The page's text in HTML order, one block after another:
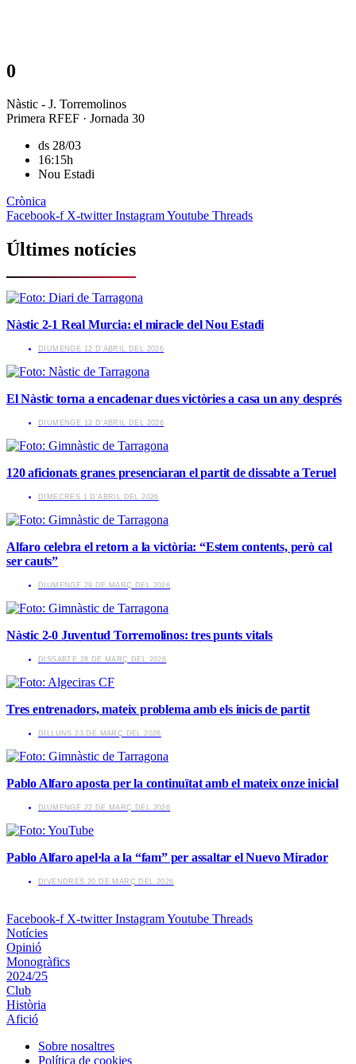
0
Nàstic - J. Torremolinos
Primera RFEF · Jornada 30
ds 28/03
16:15h
Nou Estadi
Crònica
Facebook-f X-twitter InstagramYoutube Threads
Últimes notícies
Nàstic 2-1 Real Murcia: el miracle del Nou Estadi
​DIUMENGE 12 D'ABRIL DEL 2026
El Nàstic torna a encadenar dues victòries a casa un any després
​DIUMENGE 12 D'ABRIL DEL 2026
120 aficionats granes presenciaran el partit de dissabte a Teruel
​DIMECRES 1 D'ABRIL DEL 2026
Alfaro celebra el retorn a la victòria: “Estem contents, però cal
ser cauts”
​DIUMENGE 29 DE MARÇ DEL 2026
Nàstic 2-0 Juventud Torremolinos: tres punts vitals
​DISSABTE 28 DE MARÇ DEL 2026
Tres entrenadors, mateix problema amb els inicis de partit
​DILLUNS 23 DE MARÇ DEL 2026
Pablo Alfaro aposta per la continuïtat amb el mateix onze inicial
​DIUMENGE 22 DE MARÇ DEL 2026
Pablo Alfaro apel·la a la “fam” per assaltar el Nuevo Mirador
​DIVENDRES 20 DE MARÇ DEL 2026
Facebook-f X-twitter InstagramYoutube Threads
Notícies
Opinió
Monogràfics
2024/25
Club
Història
Afició
Sobre nosaltres
Política de cookies